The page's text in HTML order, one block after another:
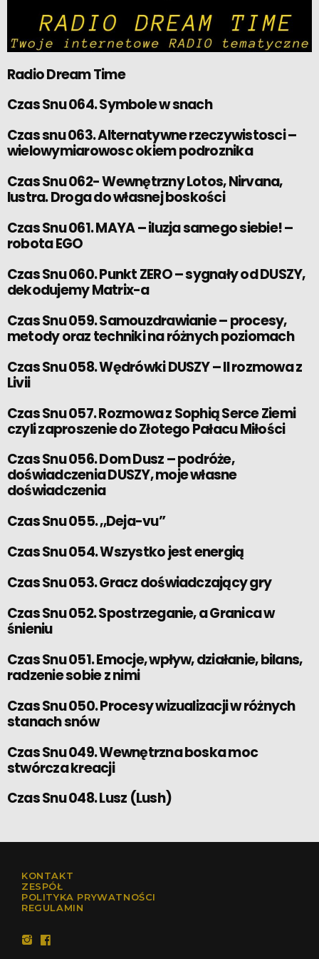
Radio Dream Time
Czas Snu 064. Symbole w snach
Czas snu 063. Alternatywne rzeczywistosci –
wielowymiarowosc okiem podroznika
Czas Snu 062- Wewnętrzny Lotos, Nirvana,
lustra. Droga do własnej boskości
Czas Snu 061. MAYA – iluzja samego siebie! –
robota EGO
Czas Snu 060. Punkt ZERO – sygnały od DUSZY,
dekodujemy Matrix-a
Czas Snu 059. Samouzdrawianie – procesy,
metody oraz techniki na różnych poziomach
Czas Snu 058. Wędrówki DUSZY – II rozmowa z
Livii
Czas Snu 057. Rozmowa z Sophią Serce Ziemi
czyli zaproszenie do Złotego Pałacu Miłości
Czas Snu 056. Dom Dusz – podróże,
doświadczenia DUSZY, moje własne
doświadczenia
Czas Snu 055. ,,Deja-vu”
Czas Snu 054. Wszystko jest energią
Czas Snu 053. Gracz doświadczający gry
Czas Snu 052. Spostrzeganie, a Granica w
śnieniu
Czas Snu 051. Emocje, wpływ, działanie, bilans,
radzenie sobie z nimi
Czas Snu 050. Procesy wizualizacji w różnych
stanach snów
Czas Snu 049. Wewnętrzna boska moc
stwórcza kreacji
Czas Snu 048. Lusz (Lush)
KONTAKT
ZESPÓŁ
POLITYKA PRYWATNOŚCI
REGULAMIN